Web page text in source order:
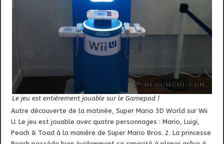
Le jeu est entièrement jouable sur le Gamepad !
Autre découverte de la matinée, Super Mario 3D World sur Wii
U. Le jeu est jouable avec quatre personnages : Mario, Luigi,
Peach & Toad à la manière de Super Mario Bros. 2. La princesse